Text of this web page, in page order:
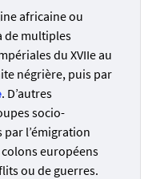
africaine ou
de multiples
du XVIIe au
négrière, puis par
. D’autres
socio-
l’émigration
européens
ou de guerres.